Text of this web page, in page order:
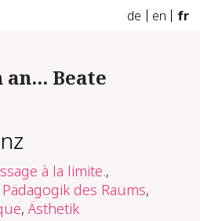
de en fr
Beate
à la limite.,
Pädagogik des Raums,
, Ästhetik